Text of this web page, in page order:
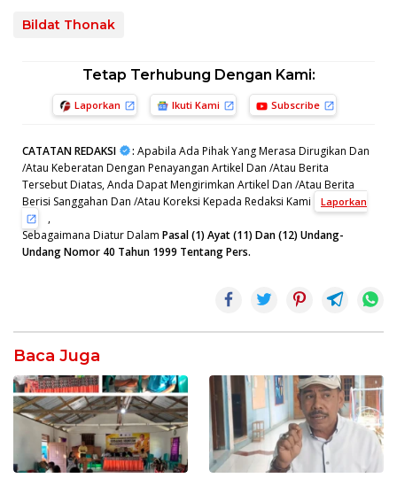
Bildat Thonak
Tetap Terhubung Dengan Kami:
Laporkan Ikuti Kami Subscribe
CATATAN REDAKSI : Apabila Ada Pihak Yang Merasa Dirugikan Dan
/Atau Keberatan Dengan Penayangan Artikel Dan /Atau Berita
Tersebut Diatas, Anda Dapat Mengirimkan Artikel Dan /Atau Berita
Berisi Sanggahan Dan /Atau Koreksi Kepada Redaksi Kami
Laporkan
,
Sebagaimana Diatur Dalam Pasal (1) Ayat (11) Dan (12) Undang-
Undang Nomor 40 Tahun 1999 Tentang Pers.
Baca Juga